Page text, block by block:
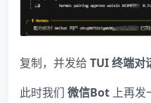
复制，并发给 TUI 终端对
此时我们 微信Bot 上再发